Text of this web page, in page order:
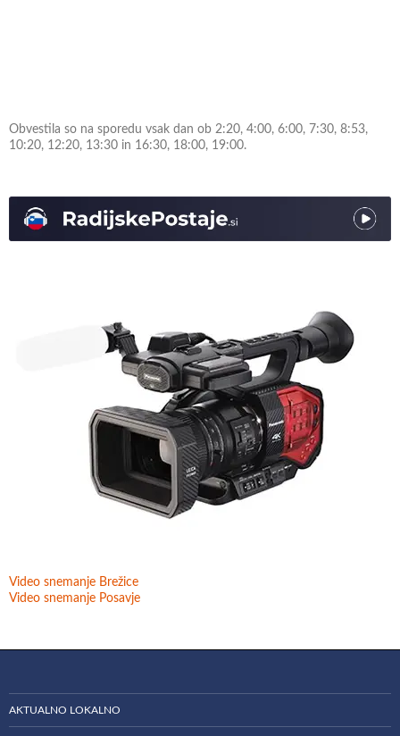
Obvestila so na sporedu vsak dan ob 2:20, 4:00, 6:00, 7:30, 8:53,
10:20, 12:20, 13:30 in 16:30, 18:00, 19:00.
Video snemanje Brežice
Video snemanje Posavje
AKTUALNO LOKALNO